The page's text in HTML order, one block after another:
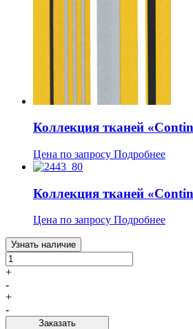
Коллекция тканей
Цена по запросу Подробнее
Коллекция тканей
Цена по запросу Подробнее
Узнать наличие
+
-
+
-
Заказать